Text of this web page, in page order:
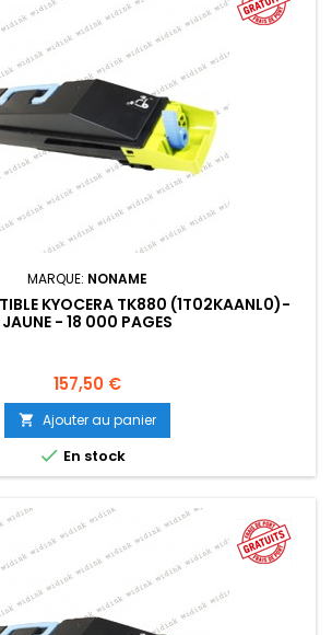
MARQUE: NONAME
KYOCERA TK880 (1T02KAANL0)-
JAUNE - 18 000 PAGES
Prix
157,50 €
 Ajouter au panier
 En stock